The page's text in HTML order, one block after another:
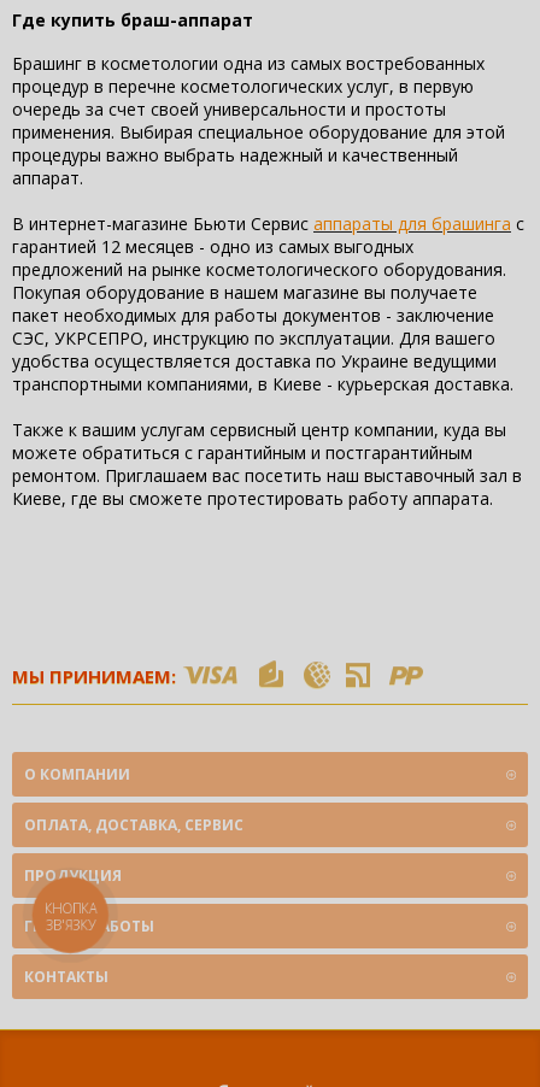
Где купить браш-аппарат
Брашинг в косметологии одна из самых востребованных
процедур в перечне косметологических услуг, в первую
очередь за счет своей универсальности и простоты
применения. Выбирая специальное оборудование для этой
процедуры важно выбрать надежный и качественный
аппарат.
В интернет-магазине Бьюти Сервис аппараты для брашинга с
гарантией 12 месяцев - одно из самых выгодных
предложений на рынке косметологического оборудования.
Покупая оборудование в нашем магазине вы получаете
пакет необходимых для работы документов - заключение
СЭС, УКРСЕПРО, инструкцию по эксплуатации. Для вашего
удобства осуществляется доставка по Украине ведущими
транспортными компаниями, в Киеве - курьерская доставка.
Также к вашим услугам сервисный центр компании, куда вы
можете обратиться с гарантийным и постгарантийным
ремонтом. Приглашаем вас посетить наш выставочный зал в
Киеве, где вы сможете протестировать работу аппарата.
МЫ ПРИНИМАЕМ:
О КОМПАНИИ
ОПЛАТА, ДОСТАВКА, СЕРВИС
ПРОДУКЦИЯ
ГРАФИК РАБОТЫ
КОНТАКТЫ
КНОПКА
ЗВ'ЯЗКУ